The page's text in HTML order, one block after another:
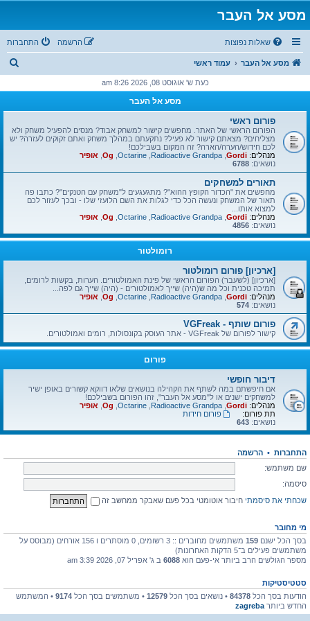
מסע אל העבר
שאלות נפוצות התחברות הרשמה
מסע אל העבר עמוד ראשי
ו
כעת ש' אוגוסט 08, 2026 8:26 am
מסע אל העבר
פורום ראשי
הפורום הראשי של האתר. מחפשים קישור למשחק אבוד? מנסים להפעיל משחק ולא
מצליחים? מצאתם קישור לא פעיל? נתקעתם במהלך משחק ואתם זקוקים לעזרה? יש
לכם חידוש/הערה/הארה? זה המקום בשבילכם!
מנהלים: Gordi
Radioactive Grandpa
Octarine
Og אופיר
נושאים: 6788
תאורים למשחקים
מחפשים את "הכדור הקופץ ההוא"? מתגעגעים ל"משחק עם הטנקים"? כתבו פה
תאור של המשחק ונעשה הכל כדי לגלות את השם הלועזי שלו - ובכך לעזור לכם
למצוא אותו...
מנהלים: Gordi
Radioactive Grandpa
Octarine
Og אופיר
נושאים: 4856
רומולטור
[ארכיון] פורום רומולטור
[ארכיון] (לשעבר) הפורום הראשי של פינת האמולטורים. הערות, בקשות לרומים,
תמיכה טכנית וכל מה ש(היה) שייך לאמולטורים - (היה) שייך גם לפה...
מנהלים: Gordi
Radioactive Grandpa
Octarine
Og אופיר
נושאים: 574
פורום שותף - VGFreak
קישור לפורום של VGFreak - אתר העוסק בקונסולות, רומים ואמולטורים.
פורום
דיבור חופשי
אם חיפשתם במה לשתף את הקהילה בנושאים שלאו דווקא קשורים באופן ישיר
למשחקים ישנים או ל"מסע אל העבר", זהו הפורום בשבילכם!
מנהלים: Gordi
Radioactive Grandpa
Octarine
Og אופיר
תת פורום:
פורום חידות
נושאים: 643
התחברות • הרשמה
שם משתמש:
סיסמה:
שכחתי את סיסמתי חיבור אוטומטי בכל פעם שאבקר ממחשב זה
מי מחובר
בסך הכל ישנם 159
משתמשים מחוברים :: 3 רשומים, 0 מוסתרים ו 156 אורחים (מבוסס על
משתמשים פעילים ב־5 הדקות האחרונות)
מספר הגולשים הרב ביותר אי-פעם הוא 6088 ב ג' אפריל 07, 2026 3:39 am
סטטיסטיקות
הודעות בסך הכל 84378 • נושאים בסך הכל 12579 • משתמשים בסך הכל 9174 • המשתמש
החדש ביותר zagreba